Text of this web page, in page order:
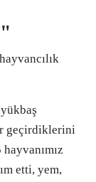
geçirdiklerini
etti, yem,